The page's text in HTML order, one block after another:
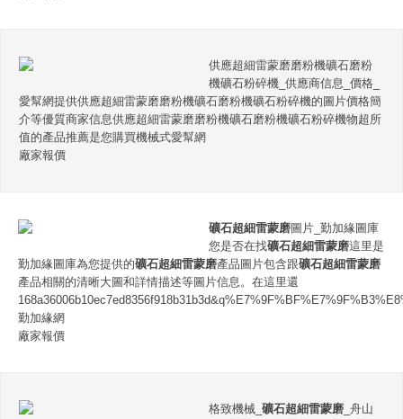
供應超細雷蒙磨磨粉機礦石磨粉
機礦石粉碎機_供應商信息_價格_
愛幫網提供供應超細雷蒙磨磨粉機礦石磨粉機礦石粉碎機的圖片價格簡
介等優質商家信息供應超細雷蒙磨磨粉機礦石磨粉機礦石粉碎機物超所
值的產品推薦是您購買機械式愛幫網
廠家報價
礦石超細雷蒙磨圖片_勤加緣圖庫
您是否在找礦石超細雷蒙磨這里是
勤加緣圖庫為您提供的礦石超細雷蒙磨產品圖片包含跟礦石超細雷蒙磨
產品相關的清晰大圖和詳情描述等圖片信息。在這里還
勤加緣網
廠家報價
格致機械_礦石超細雷蒙磨 _舟山